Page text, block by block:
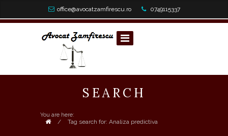
office@avocatzamfirescu.ro 0749115337
SEARCH
You are here:
/ Tag search for: Analiza predictiva